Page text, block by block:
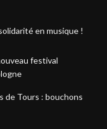
en musique !
festival
de Tours : bouchons